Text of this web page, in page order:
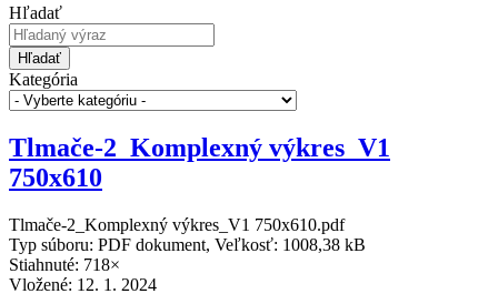
Hľadať
Hľadať
Kategória
Tlmače-2_Komplexný výkres_V1
750x610
Tlmače-2_Komplexný výkres_V1 750x610.pdf
Typ súboru: PDF dokument, Veľkosť: 1008,38 kB
Stiahnuté: 718×
Vložené: 12. 1. 2024